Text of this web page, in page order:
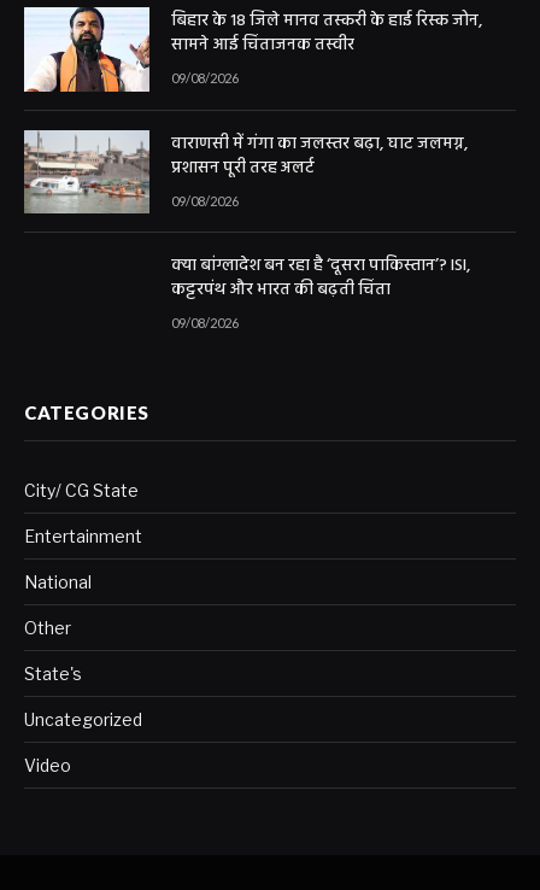
बिहार के 18 जिले मानव तस्करी के हाई रिस्क जोन,
सामने आई चिंताजनक तस्वीर
09/08/2026
वाराणसी में गंगा का जलस्तर बढ़ा, घाट जलमग्न,
प्रशासन पूरी तरह अलर्ट
09/08/2026
क्या बांग्लादेश बन रहा है ‘दूसरा पाकिस्तान’? ISI,
कट्टरपंथ और भारत की बढ़ती चिंता
09/08/2026
CATEGORIES
City/ CG State
Entertainment
National
Other
State's
Uncategorized
Video